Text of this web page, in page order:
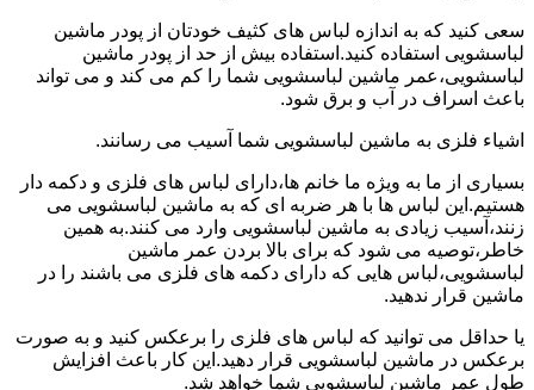
سعی کنید که به اندازه لباس های کثیف خودتان از پودر ماشین
لباسشویی استفاده کنید.استفاده بیش از حد از پودر ماشین
لباسشویی،عمر ماشین لباسشویی شما را کم می کند و می تواند
باعث اسراف در آب و برق شود.
اشیاء فلزی به ماشین لباسشویی شما آسیب می رسانند.
بسیاری از ما به ویژه ما خانم ها،دارای لباس های فلزی و دکمه دار
هستیم.این لباس ها با هر ضربه ای که به ماشین لباسشویی می
زنند،آسیب زیادی به ماشین لباسشویی وارد می کنند.به همین
خاطر،توصیه می شود که برای بالا بردن عمر ماشین
لباسشویی،لباس هایی که دارای دکمه های فلزی می باشند را در
ماشین قرار ندهید.
یا حداقل می توانید که لباس های فلزی را برعکس کنید و به صورت
برعکس در ماشین لباسشویی قرار دهید.این کار باعث افزایش
طول عمر ماشین لباسشویی شما خواهد شد.